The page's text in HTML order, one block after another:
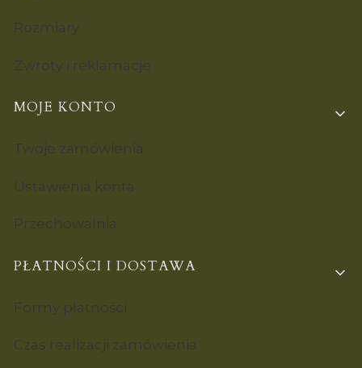
MOJE KONTO
PŁATNOŚCI I DOSTAWA